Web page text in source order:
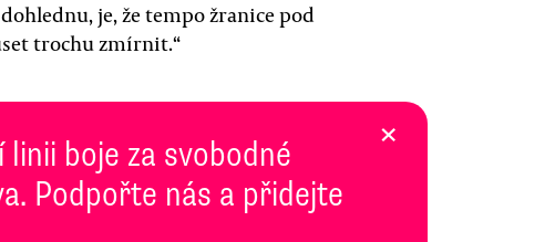
dohlednu, je, že tempo žranice pod
trochu zmírnit.“
boje za svobodné
Podpořte nás a přidejte
×